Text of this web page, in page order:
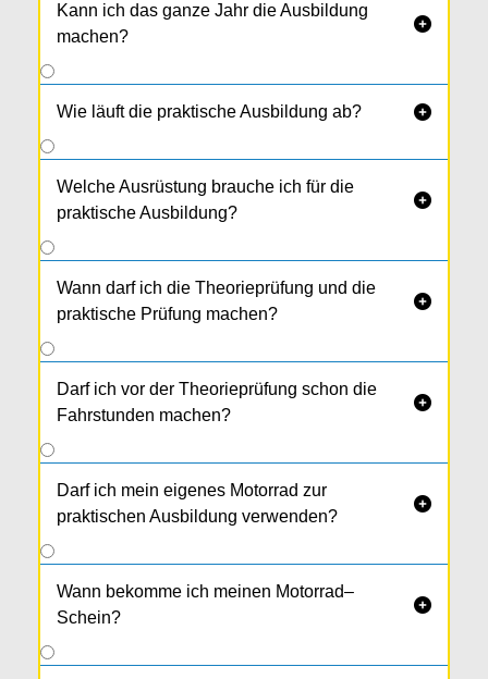
Kann ich das ganze Jahr die Ausbildung
machen?

Wie läuft die praktische Ausbildung ab? 
Welche Ausrüstung brauche ich für die
praktische Ausbildung?

Wann darf ich die Theorieprüfung und die
praktische Prüfung machen?

Darf ich vor der Theorieprüfung schon die
Fahrstunden machen?

Darf ich mein eigenes Motorrad zur
praktischen Ausbildung verwenden?

Wann bekomme ich meinen Motorrad–
Schein?
